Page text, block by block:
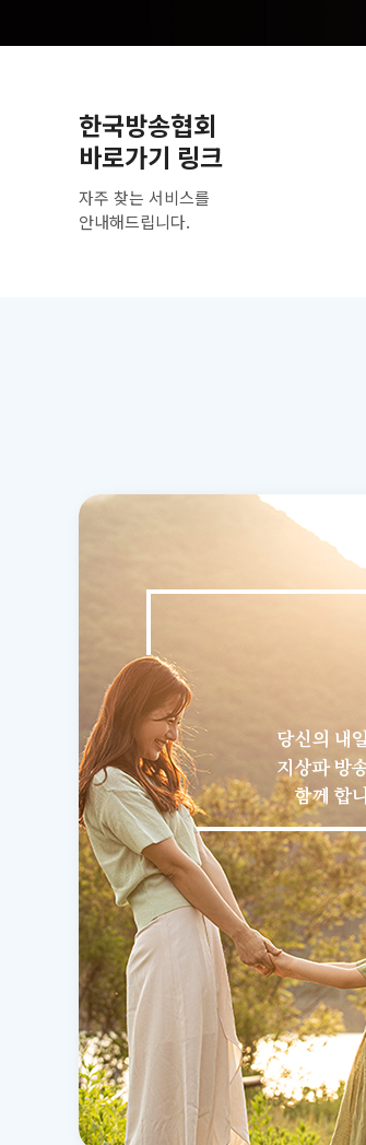
한국방송협회
바로가기 링크
자주 찾는 서비스를
안내해드립니다.